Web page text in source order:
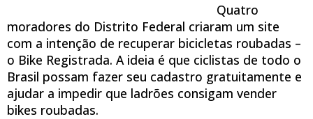
Quatro
moradores do Distrito Federal criaram um site
com a intenção de recuperar bicicletas roubadas –
o Bike Registrada. A ideia é que ciclistas de todo o
Brasil possam fazer seu cadastro gratuitamente e
ajudar a impedir que ladrões consigam vender
bikes roubadas.